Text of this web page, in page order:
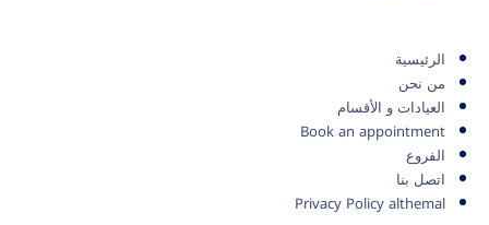
الرئيسية
من نحن
العيادات و الأقسام
Book an appointment
الفروع
اتصل بنا
Privacy Policy althemal